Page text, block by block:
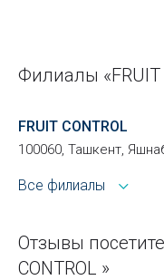
Филиалы «FRUIT
FRUIT CONTROL
100060, Ташкент,
Все филиалы
Отзывы
CONTROL »